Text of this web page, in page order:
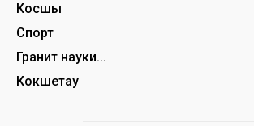
Косшы
Спорт
Гранит науки...
Кокшетау